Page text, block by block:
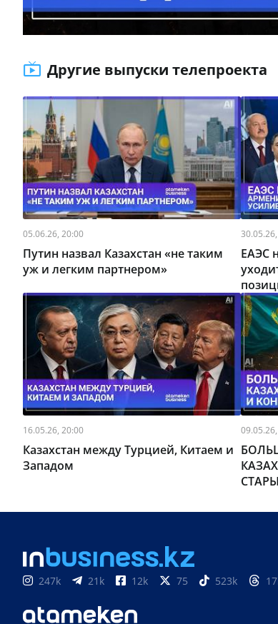
Другие выпуски телепроекта
05.06.26, 20:00
Путин назвал Казахстан «не таким
уж и легким партнером»
ЕАЭС
16.05.26, 20:00
Казахстан между Турцией, Китаем и
Западом
247k 21k 12k 75 523k